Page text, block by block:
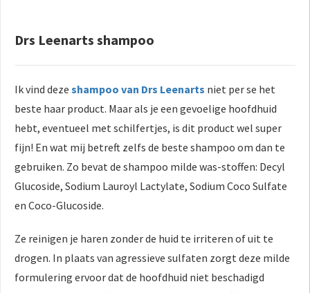
Drs Leenarts shampoo
Ik vind deze shampoo van Drs Leenarts niet per se het
beste haar product. Maar als je een gevoelige hoofdhuid
hebt, eventueel met schilfertjes, is dit product wel super
fijn! En wat mij betreft zelfs de beste shampoo om dan te
gebruiken. Zo bevat de shampoo milde was-stoffen: Decyl
Glucoside, Sodium Lauroyl Lactylate, Sodium Coco Sulfate
en Coco-Glucoside.
Ze reinigen je haren zonder de huid te irriteren of uit te
drogen. In plaats van agressieve sulfaten zorgt deze milde
formulering ervoor dat de hoofdhuid niet beschadigd